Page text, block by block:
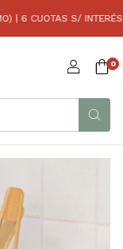
CUOTAS S/ INTERÉS
0